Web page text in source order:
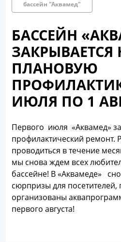
бассейн "Аквамед"
БАССЕЙН
ЗАКРЫВАЕТСЯ
ПЛАНОВУЮ
ИЮЛЯ ПО 1
Первого июля «Аквамед»
профилактический ремонт.
проводиться в течение
мы снова ждем всех
бассейне! В «Аквамеде»
сюрпризы для посетителей,
организованы
первого августа!